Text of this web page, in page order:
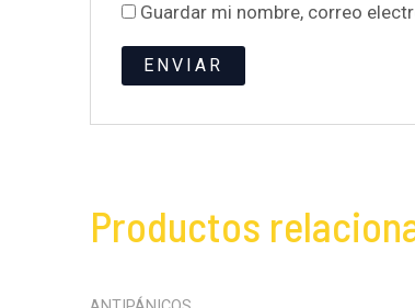
Guardar mi nombre, correo
Productos